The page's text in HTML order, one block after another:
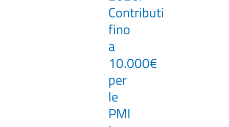
Contributi
fino
a
10.000€
per
le
PMI